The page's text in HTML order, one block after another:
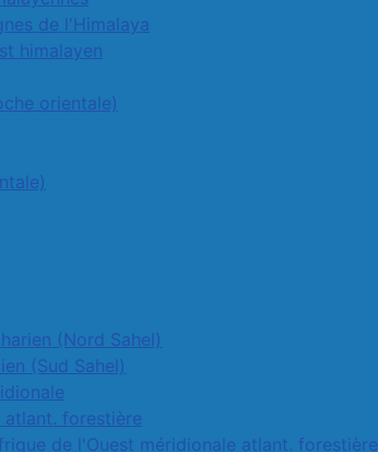
de l'Himalaya
himalayen
orientale)
(Nord Sahel)
(Sud Sahel)
forestière
de l'Ouest méridionale atlant. forestière